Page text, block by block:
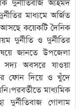
দুর্নীতিবাজ আহমদ
মাধ্যমে অর্জিত
আসছে কয়েকটি দৈনিক
দুর্নীতি ও দুর্নীতির
জানতে উপজেলা
সদ্য অবসরে যাওয়া
ফোন দিয়ে ও খুঁদে
মাধ্যমিক
গোলাম